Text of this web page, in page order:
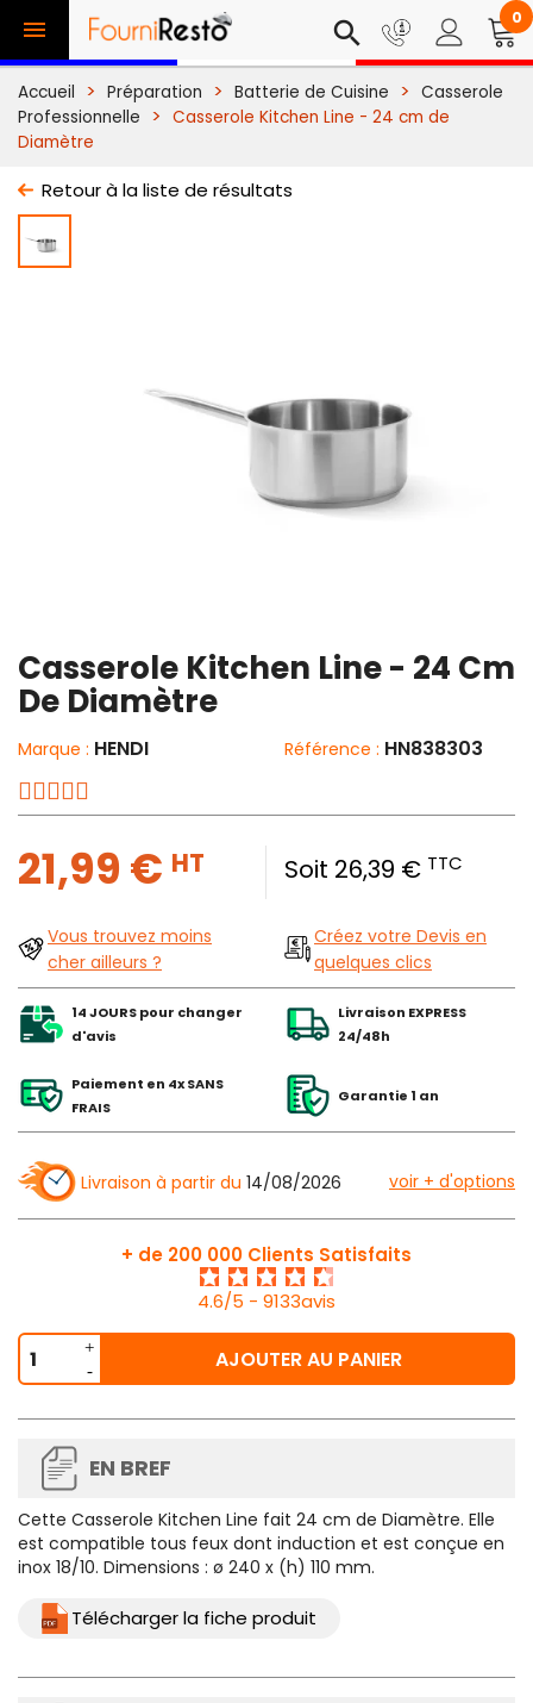
 search 0
Accueil Préparation Batterie de Cuisine
Casserole
Professionnelle
Casserole Kitchen Line - 24 cm de
Diamètre
Retour à la liste de résultats
Casserole Kitchen Line - 24 Cm
De Diamètre
Marque : HENDI Référence : HN838303
21,99 € HT Soit 26,39 € TTC
Vous trouvez moins
cher ailleurs ?
Créez votre Devis en
quelques clics
14 JOURS pour changer
d'avis
Livraison EXPRESS
24/48h
Paiement en 4x SANS
FRAIS
Garantie 1 an
Livraison à partir du 14/08/2026 voir + d'options
+ de 200 000 Clients Satisfaits
4.6/5 - 9133avis
AJOUTER AU PANIER
EN BREF
Cette Casserole Kitchen Line fait 24 cm de Diamètre. Elle
est compatible tous feux dont induction et est conçue en
inox 18/10. Dimensions : ø 240 x (h) 110 mm.
Télécharger la fiche produit